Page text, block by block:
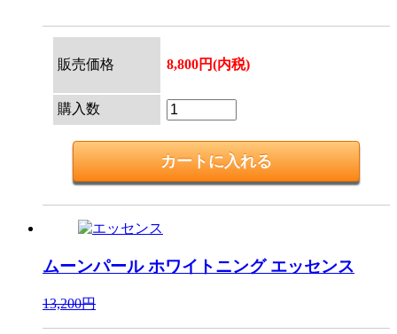
販売価格 8,800円(内税)
購入数
ムーンパール ホワイトニング エッセンス
13,200円